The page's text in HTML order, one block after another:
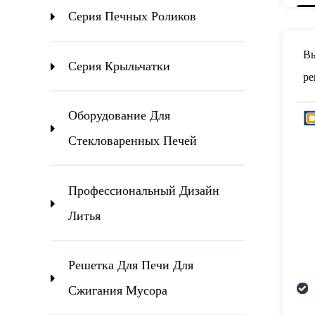
Серия Печных Роликов
Серия Крыльчатки
Оборудование Для
Стекловаренных Печей
Профессиональный Дизайн
Литья
Решетка Для Печи Для
Сжигания Мусора